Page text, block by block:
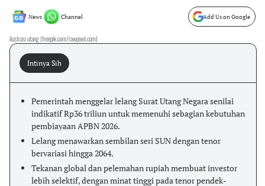
News Channel Add Us on Google
ilustrasi utang (freepik.com/rawpixel.com)
Intinya Sih
Pemerintah menggelar lelang Surat Utang Negara senilai
indikatif Rp36 triliun untuk memenuhi sebagian kebutuhan
pembiayaan APBN 2026.
Lelang menawarkan sembilan seri SUN dengan tenor
bervariasi hingga 2064.
Tekanan global dan pelemahan rupiah membuat investor
lebih selektif, dengan minat tinggi pada tenor pendek-